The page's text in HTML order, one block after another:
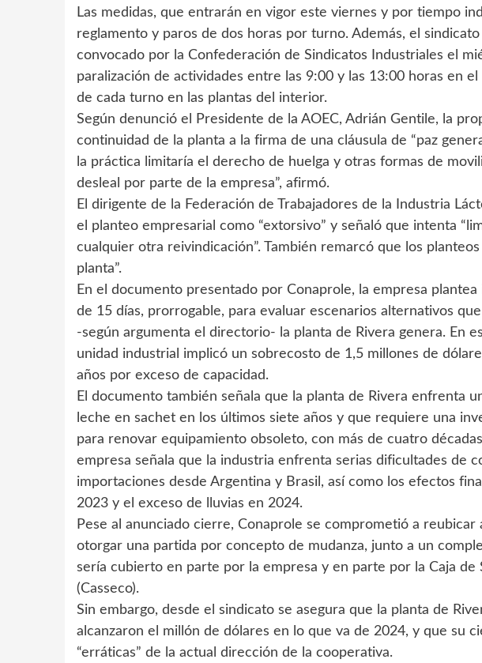
Las medidas, que entrarán en vigor este viernes y por tiempo
reglamento y paros de dos horas por turno. Además, el
convocado por la Confederación de Sindicatos Industriales el
paralización de actividades entre las 9:00 y las 13:00 horas en
de cada turno en las plantas del interior.
Según denunció el Presidente de la AOEC, Adrián Gentile, la
continuidad de la planta a la firma de una cláusula de “paz
la práctica limitaría el derecho de huelga y otras formas de
desleal por parte de la empresa”, afirmó.
El dirigente de la Federación de Trabajadores de la Industria
el planteo empresarial como “extorsivo” y señaló que intenta
cualquier otra reivindicación”. También remarcó que los
planta”.
En el documento presentado por Conaprole, la empresa
de 15 días, prorrogable, para evaluar escenarios alternativos
-según argumenta el directorio- la planta de Rivera genera. En
unidad industrial implicó un sobrecosto de 1,5 millones de
años por exceso de capacidad.
El documento también señala que la planta de Rivera enfrenta
leche en sachet en los últimos siete años y que requiere una
para renovar equipamiento obsoleto, con más de cuatro
empresa señala que la industria enfrenta serias dificultades de
importaciones desde Argentina y Brasil, así como los efectos
2023 y el exceso de lluvias en 2024.
Pese al anunciado cierre, Conaprole se comprometió a
otorgar una partida por concepto de mudanza, junto a un
sería cubierto en parte por la empresa y en parte por la Caja de
(Casseco).
Sin embargo, desde el sindicato se asegura que la planta de
alcanzaron el millón de dólares en lo que va de 2024, y que su
“erráticas” de la actual dirección de la cooperativa.